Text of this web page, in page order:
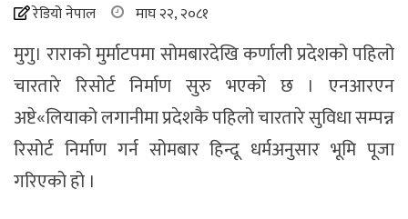
रेडियो नेपाल माघ २२, २०८१
मुगु। राराको मुर्माटपमा सोमबारदेखि कर्णाली प्रदेशको पहिलो
चारतारे रिसोर्ट निर्माण सुरु भएको छ । एनआरएन
अष्टे«लियाको लगानीमा प्रदेशकै पहिलो चारतारे सुविधा सम्पन्न
रिसोर्ट निर्माण गर्न सोमबार हिन्दू धर्मअनुसार भूमि पूजा
गरिएको हो ।